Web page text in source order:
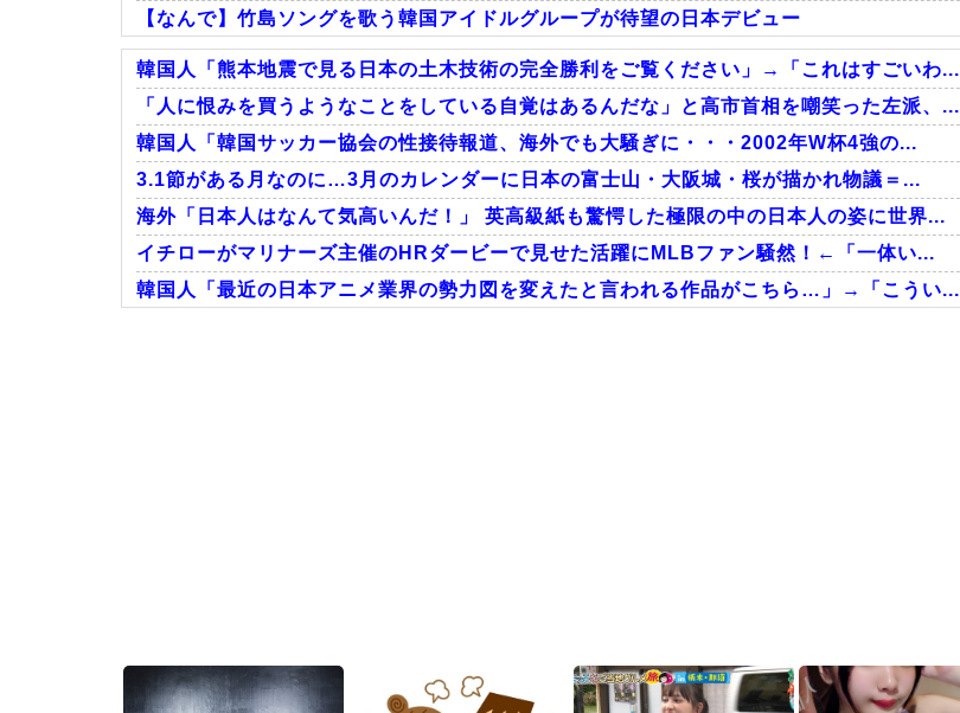
【なんで】竹島ソングを歌う韓国アイドルグループが待望の日本デビュー
Powered by livedoor 相互RSS
韓国人「熊本地震で見る日本の土木技術の完全勝利をご覧ください」→「これはすごいわ...
「人に恨みを買うようなことをしている自覚はあるんだな」と高市首相を嘲笑った左派、...
韓国人「韓国サッカー協会の性接待報道、海外でも大騒ぎに・・・2002年W杯4強の...
3.1節がある月なのに…3月のカレンダーに日本の富士山・大阪城・桜が描かれ物議＝...
海外「日本人はなんて気高いんだ！」 英高級紙も驚愕した極限の中の日本人の姿に世界...
イチローがマリナーズ主催のHRダービーで見せた活躍にMLBファン騒然！←「一体い...
韓国人「最近の日本アニメ業界の勢力図を変えたと言われる作品がこちら…」→「こうい...